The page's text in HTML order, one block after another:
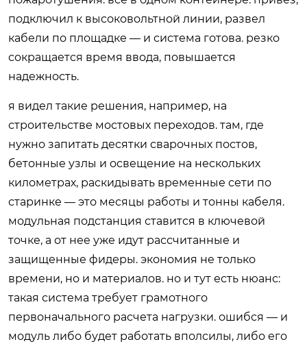
подключил к высоковольтной линии, развел
кабели по площадке — и система готова. резко
сокращается время ввода, повышается
надежность.
я видел такие решения, например, на
строительстве мостовых переходов. там, где
нужно запитать десятки сварочных постов,
бетонные узлы и освещение на нескольких
километрах, раскидывать временные сети по
старинке — это месяцы работы и тонны кабеля.
модульная подстанция ставится в ключевой
точке, а от нее уже идут рассчитанные и
защищенные фидеры. экономия не только
времени, но и материалов. но и тут есть нюанс:
такая система требует грамотного
первоначального расчета нагрузки. ошибся — и
модуль либо будет работать вполсилы, либо его